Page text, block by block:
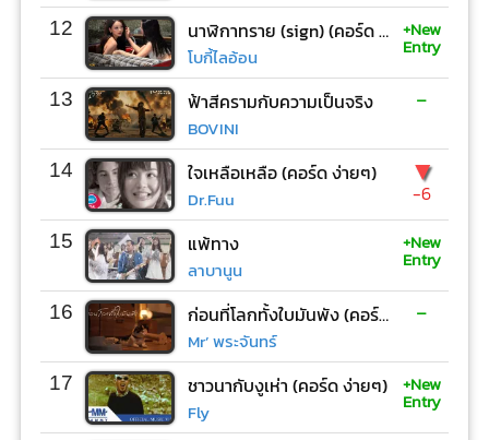
12 นาฬิกาทราย (sign) (คอร์ด ง่ายๆ)
โบกี้ไลอ้อน
+New
Entry
13 ฟ้าสีครามกับความเป็นจริง
BOVINI
-
14 ใจเหลือเหลือ (คอร์ด ง่ายๆ)
Dr.Fuu
▼
-6
15 แพ้ทาง
ลาบานูน
+New
Entry
16 ก่อนที่โลกทั้งใบมันพัง (คอร์ด ง่ายๆ)
Mr’ พระจันทร์
-
17 ชาวนากับงูเห่า (คอร์ด ง่ายๆ)
Fly
+New
Entry